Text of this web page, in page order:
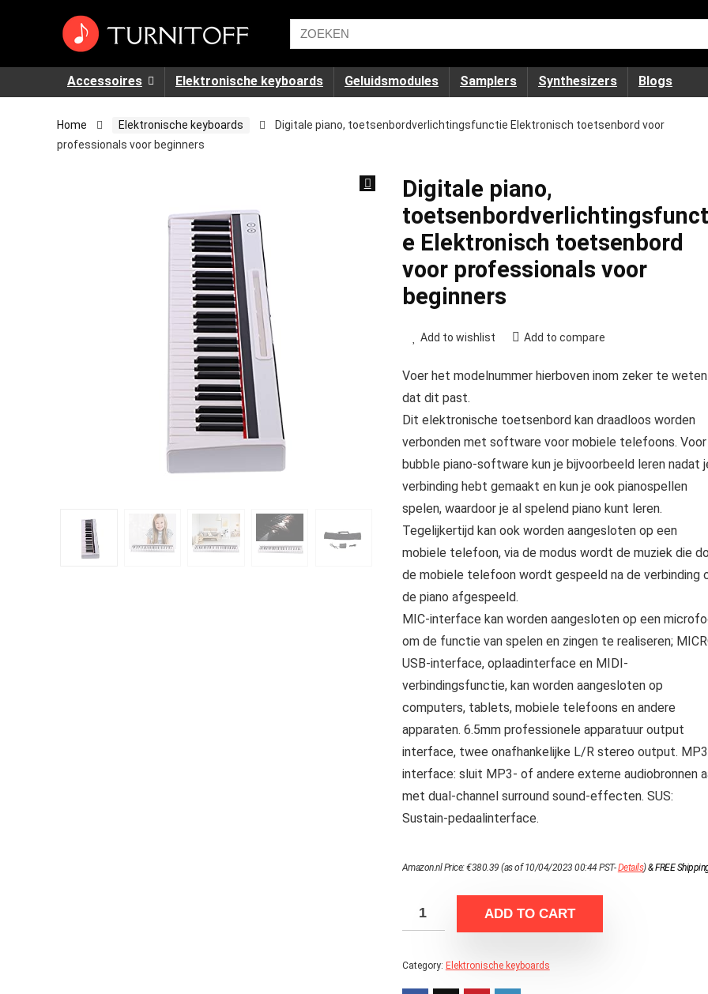
Accessoires Elektronische keyboards Geluidsmodules Samplers Synthesizers Blogs
Home Elektronische keyboards
Digitale piano, toetsenbordverlichtingsfunctie Elektronisch toetsenbord voor
professionals voor beginners
Digitale piano,
e Elektronisch toetsenbord
voor professionals voor
beginners
Add to wishlist Add to compare
Voer het modelnummer hierboven inom zeker te weten
dat dit past.
Dit elektronische toetsenbord kan draadloos worden
verbonden met software voor mobiele telefoons. Voor
bubble piano-software kun je bijvoorbeeld leren nadat
verbinding hebt gemaakt en kun je ook pianospellen
spelen, waardoor je al spelend piano kunt leren.
Tegelijkertijd kan ook worden aangesloten op een
mobiele telefoon, via de modus wordt de muziek die
de mobiele telefoon wordt gespeeld na de verbinding
de piano afgespeeld.
MIC-interface kan worden aangesloten op een
om de functie van spelen en zingen te realiseren;
USB-interface, oplaadinterface en MIDI-
verbindingsfunctie, kan worden aangesloten op
computers, tablets, mobiele telefoons en andere
apparaten. 6.5mm professionele apparatuur output
interface, twee onafhankelijke L/R stereo output.
interface: sluit MP3- of andere externe audiobronnen
met dual‑channel surround sound-effecten. SUS:
Sustain-pedaalinterface.
Amazon.nl Price:€380.39 (as of 10/04/2023 00:44 PST-Details)&FREE
ADD TO CART
Category: Elektronische keyboards